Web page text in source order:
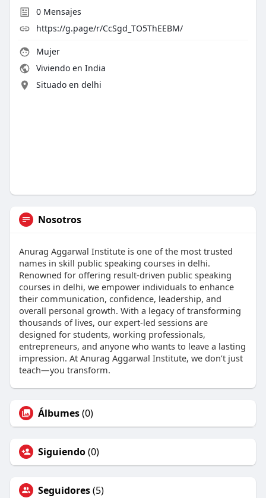
0Mensajes
https://g.page/r/CcSgd_TO5ThEEBM/
Mujer
Viviendo en India
Situado en delhi
Nosotros
Anurag Aggarwal Institute is one of the most trusted
names in skill public speaking courses in delhi.
Renowned for offering result-driven public speaking
courses in delhi, we empower individuals to enhance
their communication, confidence, leadership, and
overall personal growth. With a legacy of transforming
thousands of lives, our expert-led sessions are
designed for students, working professionals,
entrepreneurs, and anyone who wants to leave a lasting
impression. At Anurag Aggarwal Institute, we don’t just
teach—you transform.
Álbumes(0)
Siguiendo(0)
Seguidores(5)